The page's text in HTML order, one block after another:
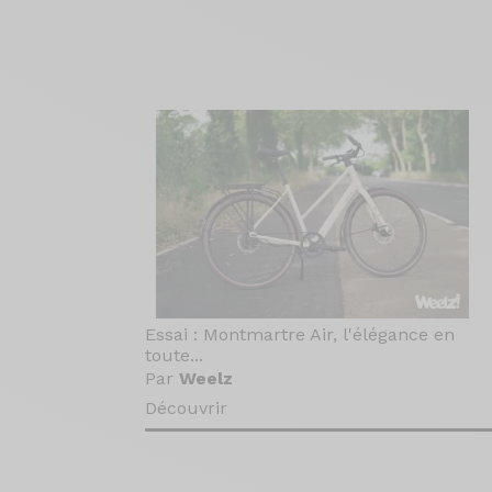
Essai : Montmartre Air, l'élégance en
toute...
Par Weelz
Découvrir